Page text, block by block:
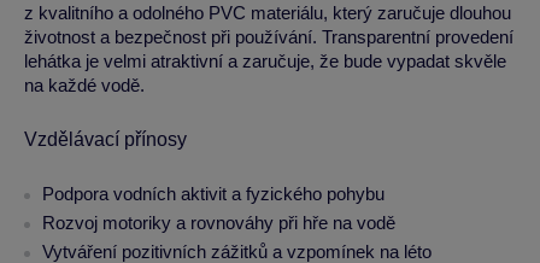
z kvalitního a odolného PVC materiálu, který zaručuje dlouhou
životnost a bezpečnost při používání. Transparentní provedení
lehátka je velmi atraktivní a zaručuje, že bude vypadat skvěle
na každé vodě.
Vzdělávací přínosy
Podpora vodních aktivit a fyzického pohybu
Rozvoj motoriky a rovnováhy při hře na vodě
Vytváření pozitivních zážitků a vzpomínek na léto